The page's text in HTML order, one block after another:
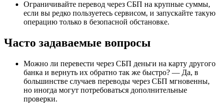
Ограничивайте перевод через СБП на крупные суммы,
если вы редко пользуетесь сервисом, и запускайте такую
операцию только в безопасной обстановке.
Часто задаваемые вопросы
Можно ли перевести через СБП деньги на карту другого
банка и вернуть их обратно так же быстро? — Да, в
большинстве случаев переводы через СБП мгновенны,
но иногда могут потребоваться дополнительные
проверки.